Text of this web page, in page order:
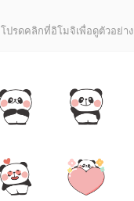
โปรดคลิกที่อิโมจิเพื่อดูตัวอย่าง